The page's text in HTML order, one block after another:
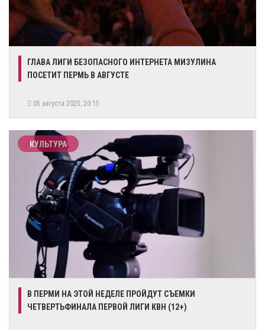
ГЛАВА ЛИГИ БЕЗОПАСНОГО ИНТЕРНЕТА МИЗУЛИНА
ПОСЕТИТ ПЕРМЬ В АВГУСТЕ
05 августа 2025, 20:15
КУЛЬТУРА
​В ПЕРМИ НА ЭТОЙ НЕДЕЛЕ ПРОЙДУТ СЪЕМКИ
ЧЕТВЕРТЬФИНАЛА ПЕРВОЙ ЛИГИ КВН (12+)